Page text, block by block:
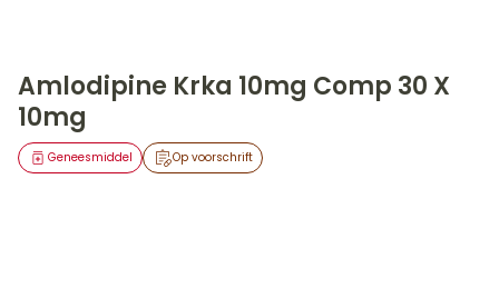
Amlodipine Krka 10mg Comp 30 X
10mg
Op voorschrift
Geneesmiddel